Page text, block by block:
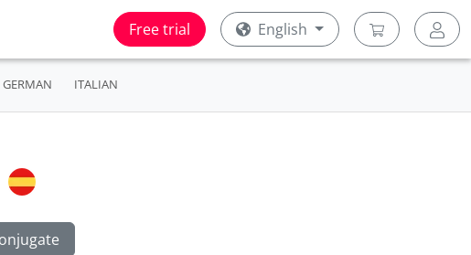
Free trial English
GERMAN ITALIAN